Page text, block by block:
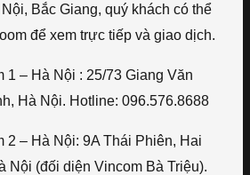
Bắc Giang, quý khách có thể
để xem trực tiếp và giao dịch.
1 – Hà Nội : 25/73 Giang Văn
Hà Nội. Hotline: 096.576.8688
2 – Hà Nội: 9A Thái Phiên, Hai
Nội (đối diện Vincom Bà Triệu).